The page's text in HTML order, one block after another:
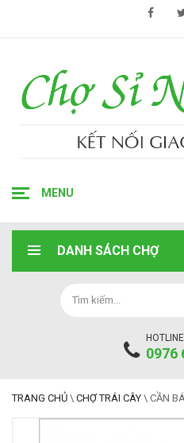
MENU
DANH SÁCH CHỢ
HOTLINE
0976
TRANG CHỦ \ CHỢ TRÁI CÂY \ CẦN